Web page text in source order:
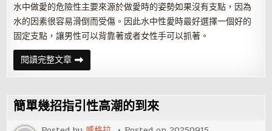
水中做愛的危險性主要來源於做愛時的姿勢如果沒有支點，因為
水的因素很容易滑倒而受傷。因此水中性愛時最好選擇一個好的
固定支點，讓男性可以背靠著或者女性手可以抓著。
閱讀完整文章戲
水
鴛
激
發
愛
侶
性
簡單幾招指引性高潮的到來